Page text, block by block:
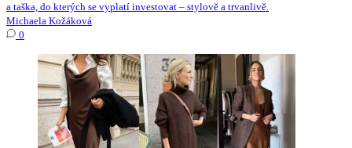
a taška, do kterých se vyplatí investovat – stylově a trvanlivě.
Michaela Kožáková
0